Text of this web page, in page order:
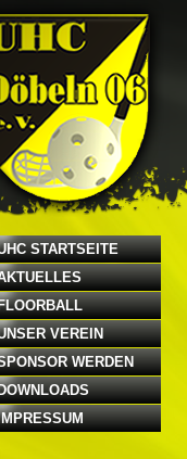
STARTSEITE
VEREIN
WERDEN